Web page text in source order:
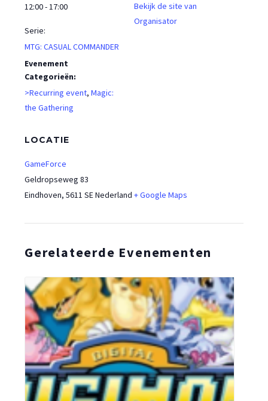
12:00 - 17:00
Serie:
MTG: CASUAL COMMANDER
Evenement
Categorieën:
>Recurring event, Magic:
the Gathering
LOCATIE
GameForce
Geldropseweg 83
Eindhoven, 5611 SENederland + Google Maps
Bekijk de site van
Organisator
Gerelateerde Evenementen